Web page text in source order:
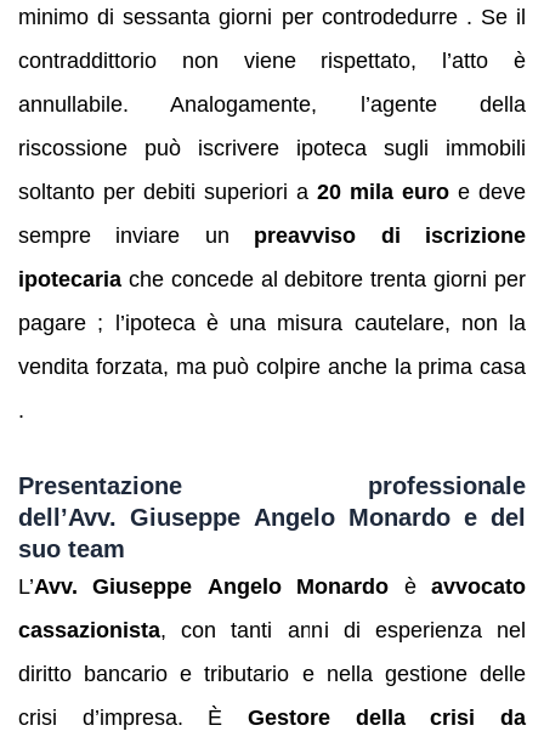
minimo di sessanta giorni per controdedurre . Se il
contraddittorio non viene rispettato, l’atto è
annullabile. Analogamente, l’agente della
riscossione può iscrivere ipoteca sugli immobili
soltanto per debiti superiori a 20 mila euro e deve
sempre inviare un preavviso di iscrizione
ipotecaria che concede al debitore trenta giorni per
pagare ; l’ipoteca è una misura cautelare, non la
vendita forzata, ma può colpire anche la prima casa
.
Presentazione professionale
dell’Avv. Giuseppe Angelo Monardo e del
suo team
L’Avv. Giuseppe Angelo Monardo èavvocato
cassazionista, con tanti anni di esperienza nel
diritto bancario e tributario e nella gestione delle
crisi d’impresa. È Gestore della crisi da